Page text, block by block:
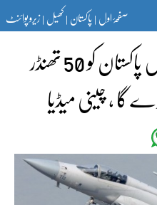
صفحۂ اول|پاکستان|کھیل|زیرو پوائنٹ
چین آئندہ تین برسوں میں پاکستان کو 50 تھنڈر
گا ، چینی میڈیا